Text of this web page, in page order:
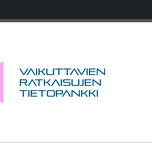
Vaikuttavien
ratkaisujen
tietopankki